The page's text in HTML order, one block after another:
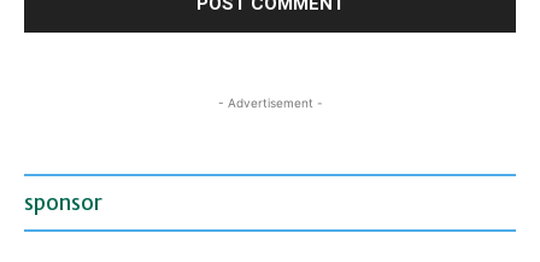
- Advertisement -
sponsor